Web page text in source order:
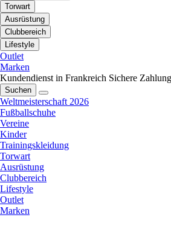
Torwart
Ausrüstung
Clubbereich
Lifestyle
Outlet
Marken
Kundendienst in Frankreich Sichere Zahlung
Suchen
Weltmeisterschaft 2026
Fußballschuhe
Vereine
Kinder
Trainingskleidung
Torwart
Ausrüstung
Clubbereich
Lifestyle
Outlet
Marken